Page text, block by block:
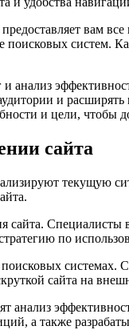
вам
поисковых систем.
и
и цели, чтобы
сайта
текущую
сайта.
по
системах.
сайта на
анализ
а также